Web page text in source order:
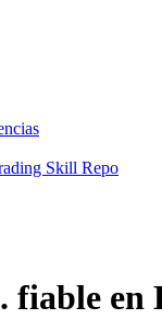
Skill Repo
fiable en